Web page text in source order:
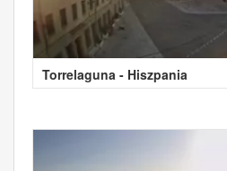
Torrelaguna - Hiszpania